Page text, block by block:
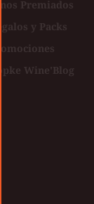
Premiados
y Packs
Wine'Blog